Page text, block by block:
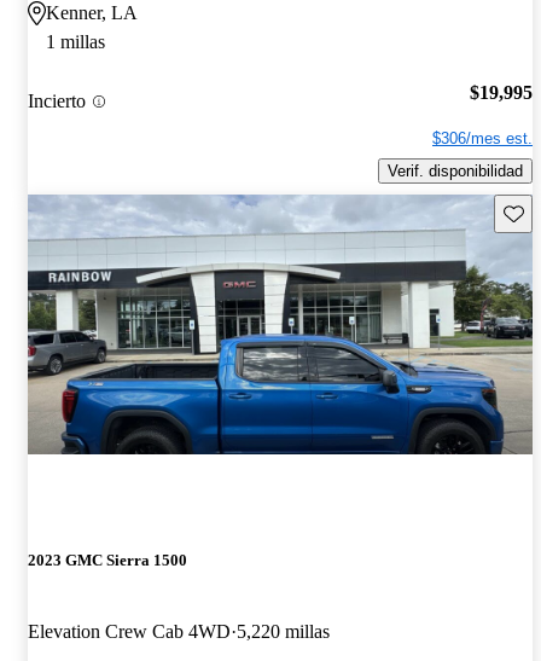
Kenner, LA
1 millas
Incierto $19,995
$306/mes est.
Verif. disponibilidad
2023 GMC Sierra 1500
Elevation Crew Cab 4WD 5,220 millas